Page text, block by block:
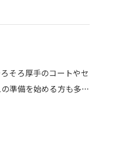
そろ厚手のコートやセ
準備を始める方も多…